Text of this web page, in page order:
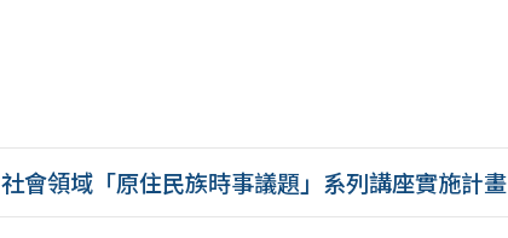
社會領域「原住民族時事議題」系列講座實施計畫